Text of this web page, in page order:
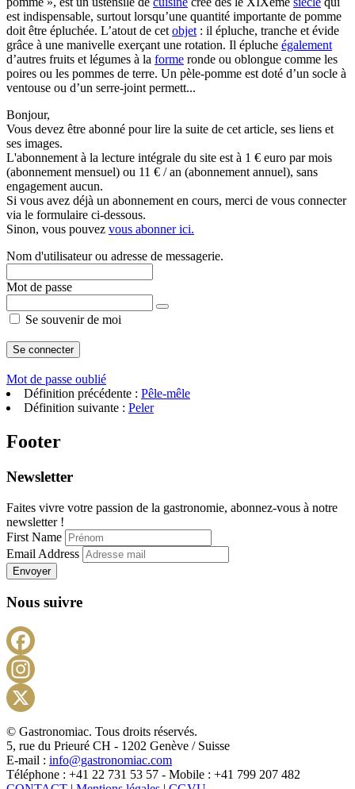
est indispensable, surtout lorsqu’une quantité importante de pomme
doit être épluchée. L’atout de cet objet : il épluche, tranche et évide
grâce à une manivelle exerçant une rotation. Il épluche également
d’autres fruits et légumes à la forme ronde ou oblongue comme les
poires ou les pommes de terre. Un pèle-pomme est doté d’un socle à
ventouse ou d’un serre-joint permett...
Bonjour,
Vous devez être abonné pour lire la suite de cet article, ses liens et
ses images.
L'abonnement à la lecture intégrale du site est à 1 € euro par mois
(abonnement mensuel) ou 11 € / an (abonnement annuel), sans
engagement aucun.
Si vous avez déjà un abonnement en cours, merci de vous connecter
via le formulaire ci-dessous.
Sinon, vous pouvez vous abonner ici.
Nom d'utilisateur ou adresse de messagerie.
Mot de passe
Se souvenir de moi
Mot de passe oublié
Définition précédente : Pêle-mêle
Définition suivante : Peler
Footer
Newsletter
Faites vivre votre passion de la gastronomie, abonnez-vous à notre
newsletter !
First Name
Email Address
Envoyer
Nous suivre
X
© Gastronomiac. Tous droits réservés.
5, rue du Prieuré CH - 1202 Genève / Suisse
E-mail : info@gastronomiac.com
Téléphone : +41 22 731 53 57 - Mobile : +41 799 207 482